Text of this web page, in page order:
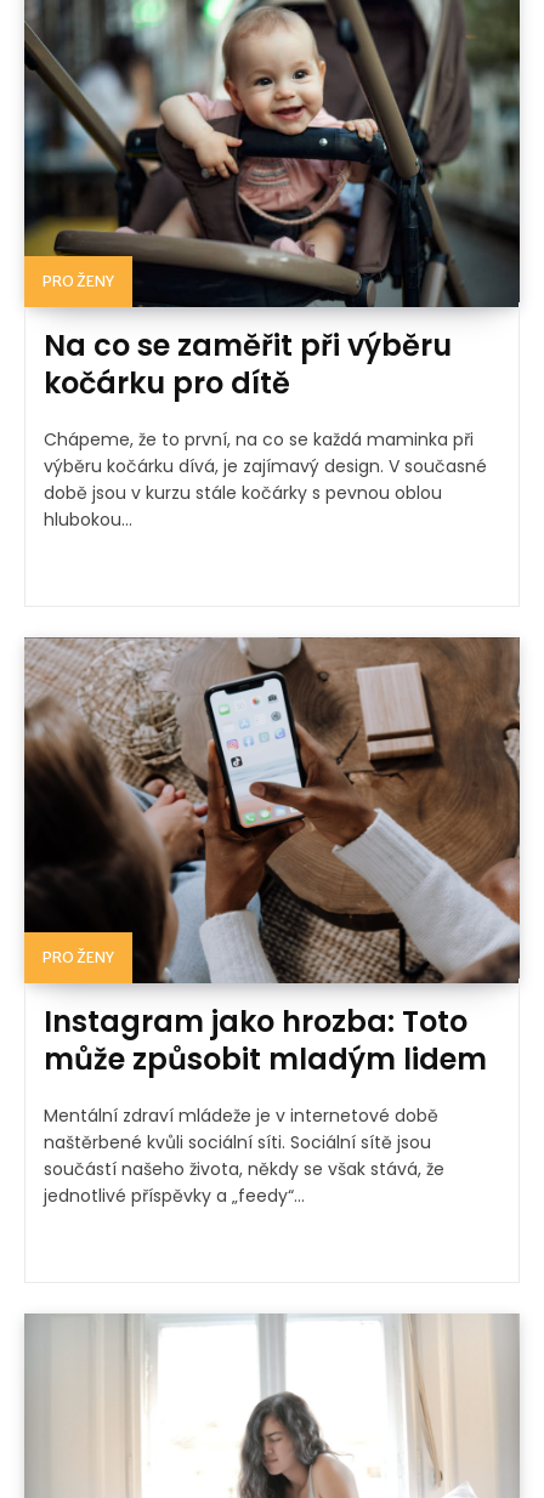
PRO ŽENY
Na co se zaměřit při výběru
kočárku pro dítě
Chápeme, že to první, na co se každá maminka při
výběru kočárku dívá, je zajímavý design. V současné
době jsou v kurzu stále kočárky s pevnou oblou
hlubokou...
PRO ŽENY
Instagram jako hrozba: Toto
může způsobit mladým lidem
Mentální zdraví mládeže je v internetové době
naštěrbené kvůli sociální síti. Sociální sítě jsou
součástí našeho života, někdy se však stává, že
jednotlivé příspěvky a „feedy“...